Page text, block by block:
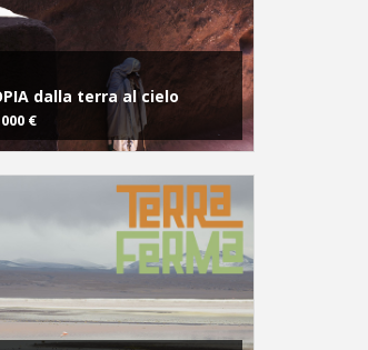
dalla terra al cielo
€